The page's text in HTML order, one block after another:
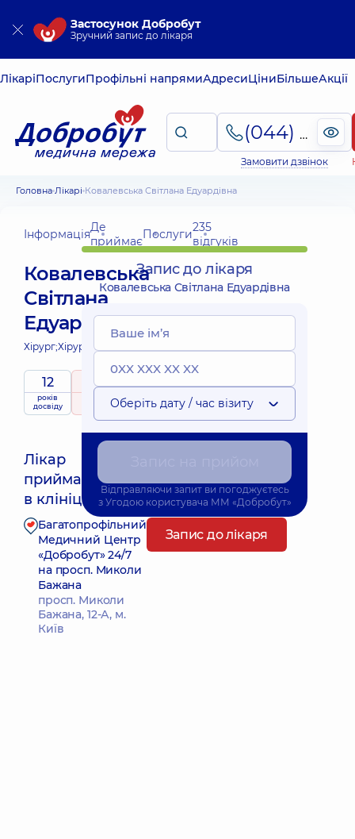
Застосунок Добробут
Зручний запис до лікаря
ЛікаріПослугиПрофільні напрямиАдресиЦіниБільшеАкції
(044) 495-2-888
Замовити дзвінок
Головна Лікарі Ковалевська Світлана Едуардівна
ІнформаціяДе
приймаєПослуги235
відгуків
Ковалевська
Світлана
Едуардівна
Хірург;Хірург судинний;
12
років
досвіду
5 / 5
рейтингна підставі
235 відгуків
Лікар
приймає
в клініці
Найближчий час прийому: 14.08.2026 15:45
Багатопрофільний
Медичний Центр
«Добробут» 24/7
на просп. Миколи
Бажана
просп. Миколи
Бажана, 12-А, м.
Київ
Запис до лікаря
Запис до лікаря
Ковалевська Світлана Едуардівна
Оберіть дату / час візиту
Відправляючи запит ви погоджуєтесь
з Угодою користувача ММ «Добробут»